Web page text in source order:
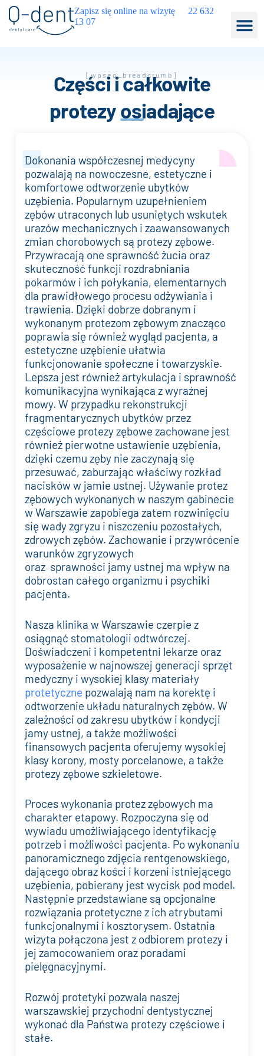
Zapisz się online na wizytę
22 632
13 07
[wpseo_breadcrumb]
Części i całkowite
protezy osiadające
Dokonania współczesnej medycyny
pozwalają na nowoczesne, estetyczne i
komfortowe odtworzenie ubytków
uzębienia. Popularnym uzupełnieniem
zębów utraconych lub usuniętych wskutek
urazów mechanicznych i zaawansowanych
zmian chorobowych są protezy zębowe.
Przywracają one sprawność żucia oraz
skuteczność funkcji rozdrabniania
pokarmów i ich połykania, elementarnych
dla prawidłowego procesu odżywiania i
trawienia. Dzięki dobrze dobranym i
wykonanym protezom zębowym znacząco
poprawia się również wygląd pacjenta, a
estetyczne uzębienie ułatwia
funkcjonowanie społeczne i towarzyskie.
Lepsza jest również artykulacja i sprawność
komunikacyjna wynikająca z wyraźnej
mowy. W przypadku rekonstrukcji
fragmentarycznych ubytków przez
częściowe protezy zębowe zachowane jest
również pierwotne ustawienie uzębienia,
dzięki czemu zęby nie zaczynają się
przesuwać, zaburzając właściwy rozkład
nacisków w jamie ustnej. Używanie protez
zębowych wykonanych w naszym gabinecie
w Warszawie zapobiega zatem rozwinięciu
się wady zgryzu i niszczeniu pozostałych,
zdrowych zębów. Zachowanie i przywrócenie
warunków zgryzowych
oraz sprawności jamy ustnej ma wpływ na
dobrostan całego organizmu i psychiki
pacjenta.
Nasza klinika w Warszawie czerpie z
osiągnąć stomatologii odtwórczej.
Doświadczeni i kompetentni lekarze oraz
wyposażenie w najnowszej generacji sprzęt
medyczny i wysokiej klasy materiały
protetyczne pozwalają nam na korektę i
odtworzenie układu naturalnych zębów. W
zależności od zakresu ubytków i kondycji
jamy ustnej, a także możliwości
finansowych pacjenta oferujemy wysokiej
klasy korony, mosty porcelanowe, a także
protezy zębowe szkieletowe.
Proces wykonania protez zębowych ma
charakter etapowy. Rozpoczyna się od
wywiadu umożliwiającego identyfikację
potrzeb i możliwości pacjenta. Po wykonaniu
panoramicznego zdjęcia rentgenowskiego,
dającego obraz kości i korzeni istniejącego
uzębienia, pobierany jest wycisk pod model.
Następnie przedstawiane są opcjonalne
rozwiązania protetyczne z ich atrybutami
funkcjonalnymi i kosztorysem. Ostatnia
wizyta połączona jest z odbiorem protezy i
jej zamocowaniem oraz poradami
pielęgnacyjnymi.
Rozwój protetyki pozwala naszej
warszawskiej przychodni dentystycznej
wykonać dla Państwa protezy częściowe i
stałe.